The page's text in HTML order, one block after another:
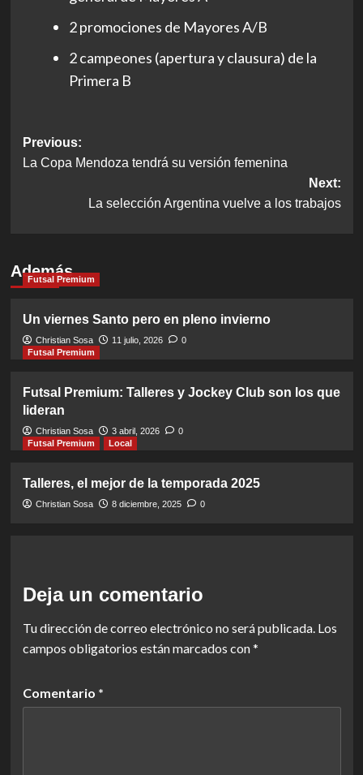
2 promociones de Mayores A/B
2 campeones (apertura y clausura) de la
Primera B
Post
navigation
Previous:
La Copa Mendoza tendrá su versión femenina
Next:
La selección Argentina vuelve a los trabajos
Además
Futsal Premium
Un viernes Santo pero en pleno invierno
Christian Sosa 11 julio, 2026
0
Futsal Premium
Futsal Premium: Talleres y Jockey Club son los que
lideran
Christian Sosa 3 abril, 2026
0
Futsal Premium
Local
Talleres, el mejor de la temporada 2025
Christian Sosa 8 diciembre, 2025 0
Deja un comentario
Tu dirección de correo electrónico no será publicada. Los
campos obligatorios están marcados con*
Comentario *